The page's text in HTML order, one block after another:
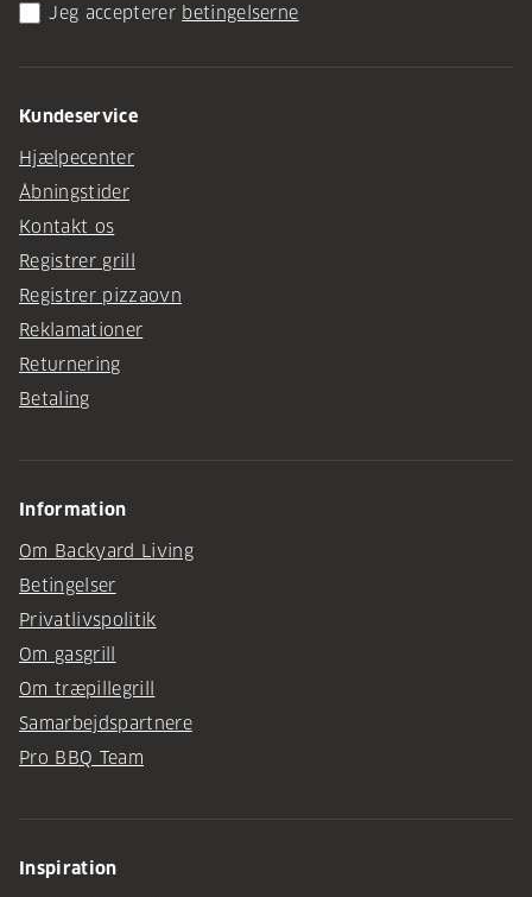
Jeg accepterer betingelserne
Kundeservice
Hjælpecenter
Åbningstider
Kontakt os
Registrer grill
Registrer pizzaovn
Reklamationer
Returnering
Betaling
Information
Om Backyard Living
Betingelser
Privatlivspolitik
Om gasgrill
Om træpillegrill
Samarbejdspartnere
Pro BBQ Team
Inspiration